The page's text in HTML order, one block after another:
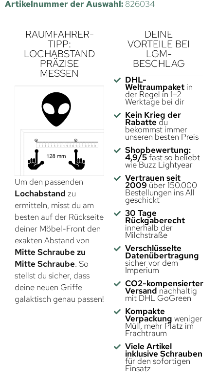
Artikelnummer der Auswahl: 826034
RAUMFAHRER-
TIPP:
LOCHABSTAND
PRÄZISE
MESSEN
Um den passenden
Lochabstand zu
ermitteln, misst du am
besten auf der Rückseite
deiner Möbel-Front den
exakten Abstand von
Mitte Schraube zu
Mitte Schraube. So
stellst du sicher, dass
deine neuen Griffe
galaktisch genau passen!
DEINE
VORTEILE BEI
LGM-
BESCHLAG
DHL-
Weltraumpaketin
der Regel in 1–2
Werktage bei dir
Kein Krieg der
Rabatte du
bekommst immer
unseren besten Preis
Shopbewertung:
4,9/5fast so beliebt
wie Buzz Lightyear
Vertrauen seit
2009 über 150.000
Bestellungen ins All
geschickt
30 Tage
Rückgaberecht
innerhalb der
Milchstraße
Verschlüsselte
Datenübertragung
sicher vor dem
Imperium
CO2-kompensierter
Versand nachhaltig
mit DHL GoGreen
Kompakte
Verpackung weniger
Müll, mehr Platz im
Frachtraum
Viele Artikel
inklusive Schrauben
für den sofortigen
Einsatz